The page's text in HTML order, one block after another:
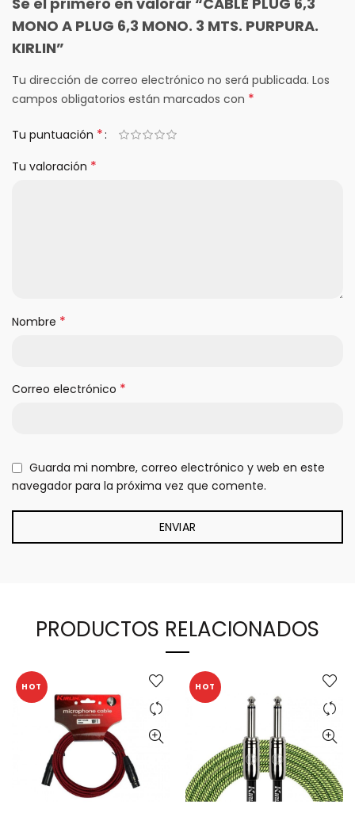
MONO A PLUG 6,3 MONO. 3 MTS. PURPURA.
KIRLIN”
Tu dirección de correo electrónico no será publicada. Los
campos obligatorios están marcados con *
Tu puntuación *
Tu valoración *
Nombre *
Correo electrónico *
Guarda mi nombre, correo electrónico y web en este
navegador para la próxima vez que comente.
PRODUCTOS RELACIONADOS
HOT HOT